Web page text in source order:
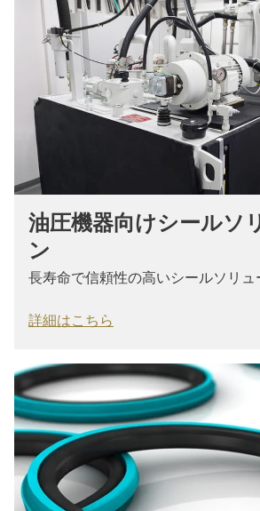
油圧機器向けシールソ
ン
長寿命で信頼性の高いシールソリ
詳細はこちら